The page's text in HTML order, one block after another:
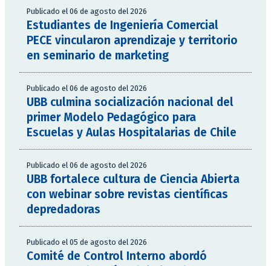
Publicado el 06 de agosto del 2026
Estudiantes de Ingeniería Comercial
PECE vincularon aprendizaje y territorio
en seminario de marketing
Publicado el 06 de agosto del 2026
UBB culmina socialización nacional del
primer Modelo Pedagógico para
Escuelas y Aulas Hospitalarias de Chile
Publicado el 06 de agosto del 2026
UBB fortalece cultura de Ciencia Abierta
con webinar sobre revistas científicas
depredadoras
Publicado el 05 de agosto del 2026
Comité de Control Interno abordó